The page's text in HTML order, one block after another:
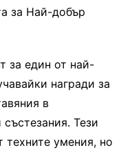
за Най-добър
за един от най-
награди за
в
Тези
техните умения, но